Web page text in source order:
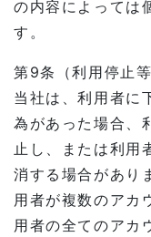
の内容によっては
す。
第9条（利用停止等
当社は、利用者に
為があった場合、
止し、または利用
消する場合があり
用者が複数のアカ
用者の全てのアカ